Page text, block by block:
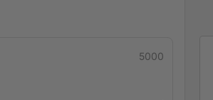
5000